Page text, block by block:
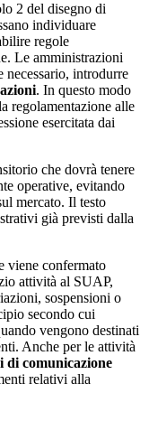
2 del disegno di
individuare
regole
Le amministrazioni
necessario, introdurre
. In questo modo
regolamentazione alle
esercitata dai
che dovrà tenere
operative, evitando
mercato. Il testo
già previsti dalla
viene confermato
attività al SUAP,
sospensioni o
secondo cui
vengono destinati
Anche per le attività
di comunicazione
relativi alla